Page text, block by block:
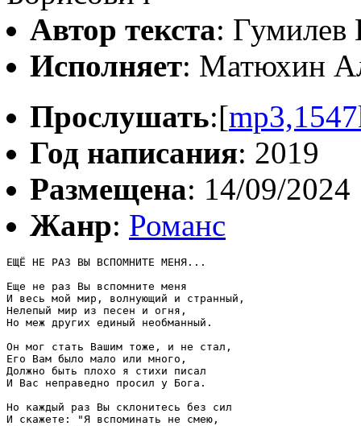
Автор текста: Гумилев
Исполняет: Матюхин
Прослушать:[
Год написания: 2019
Размещена: 14/09/2024
Жанр: Романс
ЕЩЁ НЕ РАЗ ВЫ ВСПОМНИТЕ МЕНЯ...
Еще не раз Вы вспомните меня
И весь мой мир, волнующий и странный,
Нелепый мир из песен и огня,
Но меж других единый необманный.
Он мог стать Вашим тоже, и не стал,
Его Вам было мало или много,
Должно быть плохо я стихи писал
И Вас неправедно просил у Бога.
Но каждый раз Вы склонитесь без сил
И скажете: "Я вспоминать не смею,